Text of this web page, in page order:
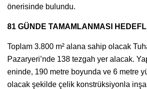
önerisinde bulundu.
81 GÜNDE TAMAMLANMASI
Toplam 3.800 m² alana sahip olacak
Pazaryeri’nde 138 tezgah yer alacak.
eninde, 190 metre boyunda ve 6 metre
olacak şekilde çelik konstrüksiyonla